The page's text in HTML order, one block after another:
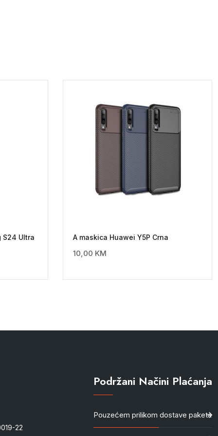
S24 Ultra
A maskica Huawei Y5P Crna
10,00 KM
22
Podržani Načini Plaćanja
Pouzećem prilikom dostave paketa